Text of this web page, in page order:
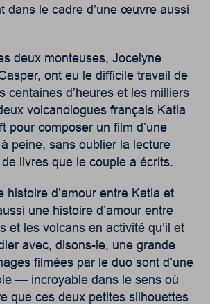
dans le cadre d’une œuvre aussi
deux monteuses, Jocelyne
ont eu le difficile travail de
centaines d’heures et les milliers
volcanologues français Katia
pour composer un film d’une
peine, sans oublier la lecture
de livres que le couple a écrits.
histoire d’amour entre Katia et
une histoire d’amour entre
et les volcans en activité qu’il et
avec, disons-le, une grande
filmées par le duo sont d’une
— incroyable dans le sens où
que ces deux petites silhouettes